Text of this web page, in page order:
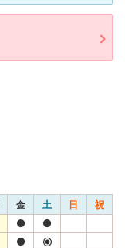
金 土 日 祝